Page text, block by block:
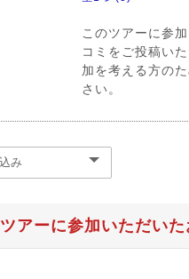
このツアーに参
コミをご投稿い
加を考える方の
さい。
ツアーに参加いただい